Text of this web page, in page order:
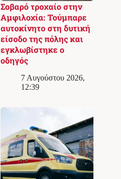
Σοβαρό τροχαίο στην
Αμφιλοχία: Τούμπαρε
αυτοκίνητο στη δυτική
είσοδο της πόλης και
εγκλωβίστηκε ο
οδηγός
7 Αυγούστου 2026,
12:39